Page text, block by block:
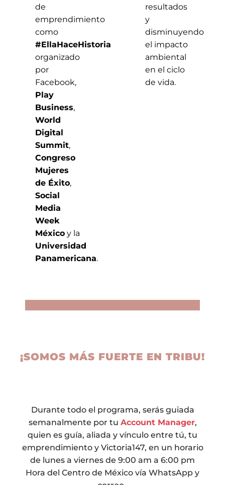
de
emprendimiento
como
#EllaHaceHistoria
organizado
por
Facebook,
Play
Business,
World
Digital
Summit,
Congreso
Mujeres
de Éxito,
Social
Media
Week
México y la
Universidad
Panamericana.
resultados
y
disminuyendo
el impacto
ambiental
en el ciclo
de vida.
¡SOMOS MÁS FUERTE EN TRIBU!
Durante todo el programa, serás guiada
semanalmente por tu Account Manager,
quien es guía, aliada y vínculo entre tú, tu
emprendimiento y Victoria147, en un horario
de lunes a viernes de 9:00 am a 6:00 pm
Hora del Centro de México vía WhatsApp y